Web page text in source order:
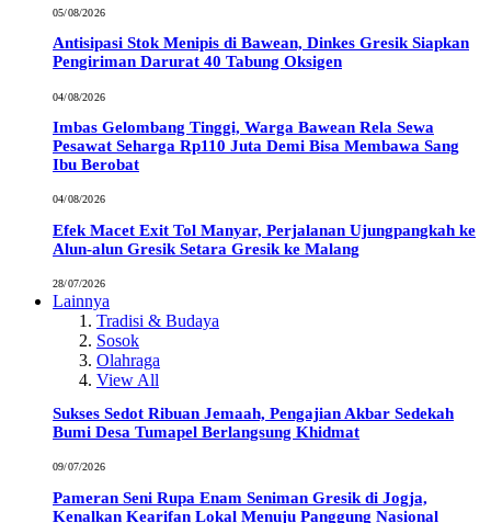
05/08/2026
Antisipasi Stok Menipis di Bawean, Dinkes Gresik Siapkan
Pengiriman Darurat 40 Tabung Oksigen
04/08/2026
Imbas Gelombang Tinggi, Warga Bawean Rela Sewa
Pesawat Seharga Rp110 Juta Demi Bisa Membawa Sang
Ibu Berobat
04/08/2026
Efek Macet Exit Tol Manyar, Perjalanan Ujungpangkah ke
Alun-alun Gresik Setara Gresik ke Malang
28/07/2026
Lainnya
Tradisi & Budaya
Sosok
Olahraga
View All
Sukses Sedot Ribuan Jemaah, Pengajian Akbar Sedekah
Bumi Desa Tumapel Berlangsung Khidmat
09/07/2026
Pameran Seni Rupa Enam Seniman Gresik di Jogja,
Kenalkan Kearifan Lokal Menuju Panggung Nasional